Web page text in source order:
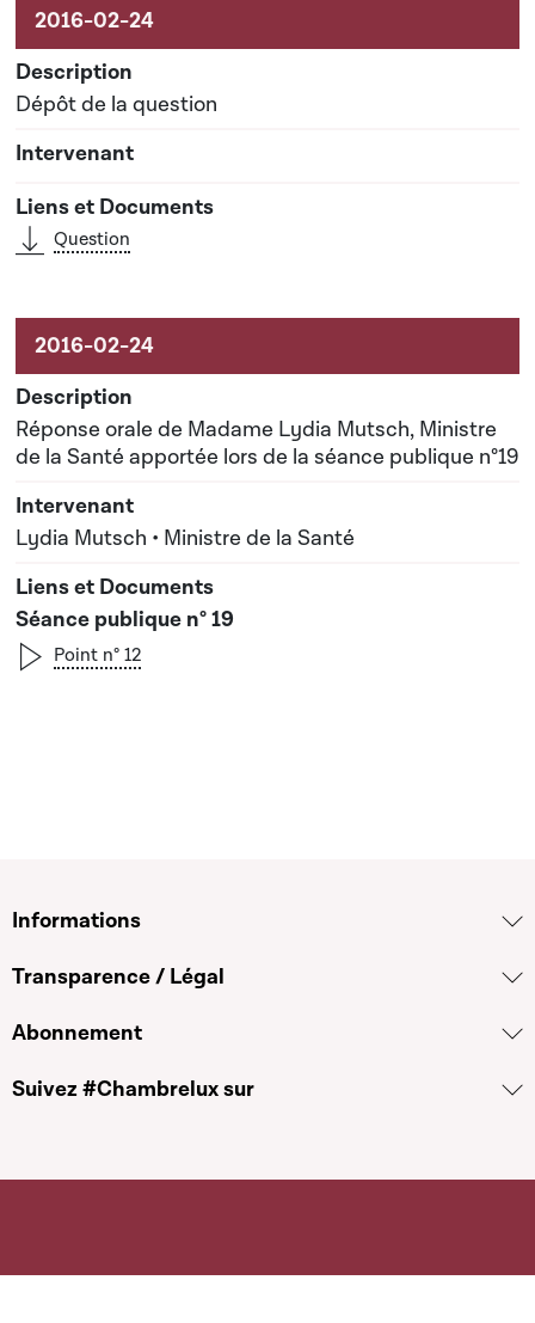
Dépôt de la question
Question
Réponse orale de Madame Lydia Mutsch, Ministre
de la Santé apportée lors de la séance publique n°19
Lydia Mutsch • Ministre de la Santé
Séance publique n° 19
Point n° 12
Informations
Transparence / Légal
Abonnement
Suivez #Chambrelux sur